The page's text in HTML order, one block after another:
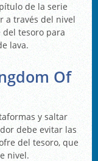
de la serie
a través del nivel
tesoro para
lava.
Of
y saltar
debe evitar las
del tesoro, que
nivel.